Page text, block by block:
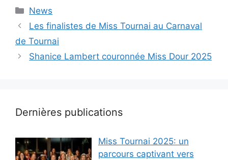
Catégories
News
Les finalistes de Miss Tournai au Carnaval
de Tournai
Shanice Lambert couronnée Miss Dour 2025
Dernières publications
Miss Tournai 2025: un
parcours captivant vers